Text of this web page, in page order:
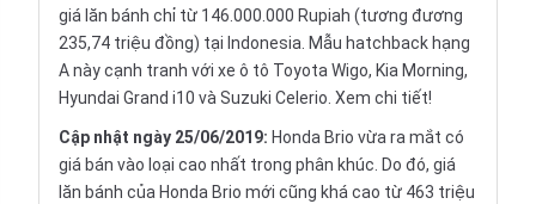
giá lăn bánh chỉ từ 146.000.000 Rupiah (tương đương
235,74 triệu đồng) tại Indonesia. Mẫu hatchback hạng
A này cạnh tranh với xe ô tô Toyota Wigo, Kia Morning,
Hyundai Grand i10 và Suzuki Celerio. Xem chi tiết!
Cập nhật ngày 25/06/2019: Honda Brio vừa ra mắt có
giá bán vào loại cao nhất trong phân khúc. Do đó, giá
lăn bánh của Honda Brio mới cũng khá cao từ 463 triệu